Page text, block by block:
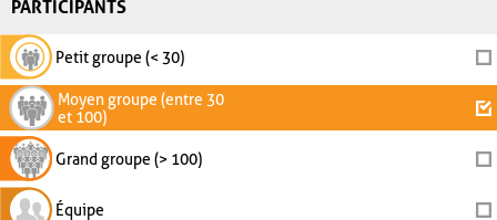
PARTICIPANTS
Petit groupe (< 30)
Moyen groupe (entre 30
et 100)
Grand groupe (> 100)
Équipe